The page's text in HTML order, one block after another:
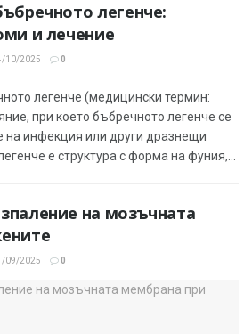
легенче:
и лечение
10/2025 0
легенче (медицински термин:
при което бъбречното легенче се
на инфекция или други дразнещи
е структура с форма на фуния,...
на мозъчната
09/2025 0